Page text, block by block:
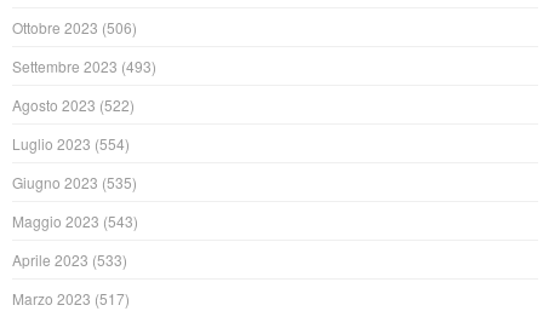
Ottobre 2023 (506)
Settembre 2023 (493)
Agosto 2023 (522)
Luglio 2023 (554)
Giugno 2023 (535)
Maggio 2023 (543)
Aprile 2023 (533)
Marzo 2023 (517)